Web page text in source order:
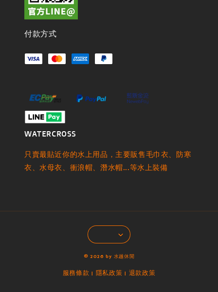
付款方式
WATERCROSS
只賣最貼近你的水上用品，主要販售毛巾衣、防寒
衣、水母衣、衝浪帽、潛水帽...等水上裝備
© 2026 by 水越休閒
服務條款 | 隱私政策 | 退款政策